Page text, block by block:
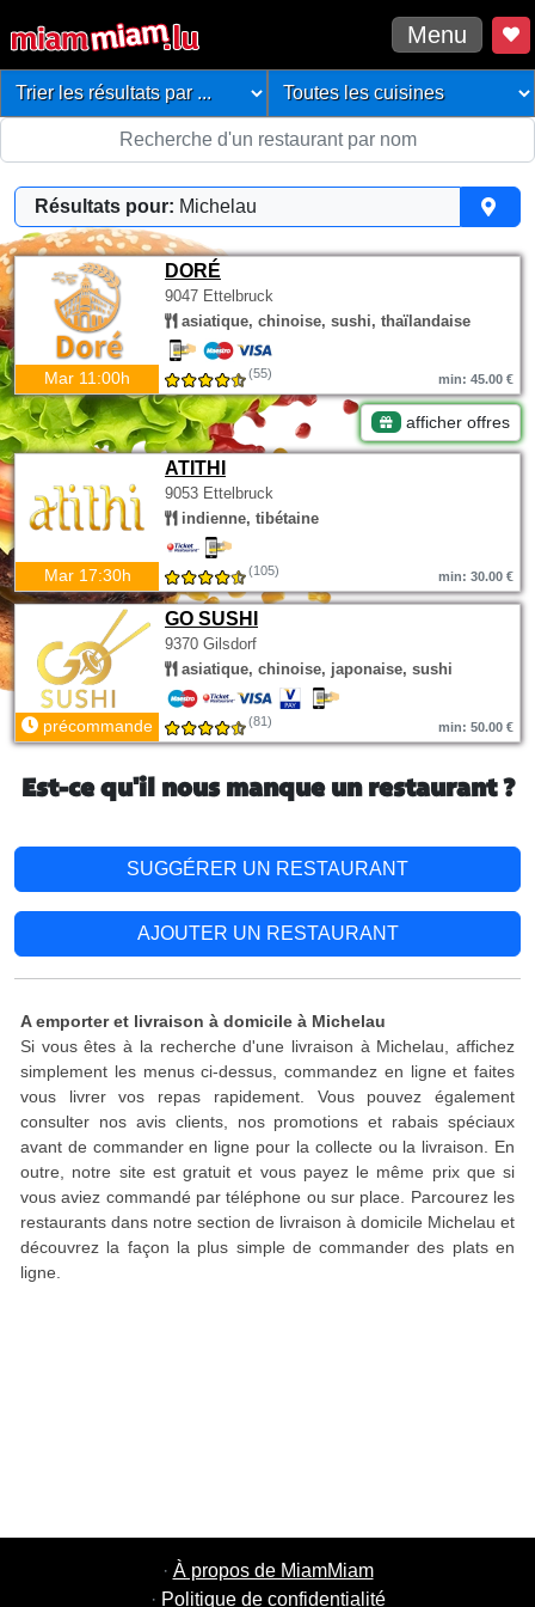
Menu
Résultats pour: Michelau
DORÉ
9047 Ettelbruck
asiatique, chinoise, sushi, thaïlandaise
Mar 11:00h (55) min: 45.00 €
afficher offres
ATITHI
9053 Ettelbruck
indienne, tibétaine
Mar 17:30h (105) min: 30.00 €
GO SUSHI
9370 Gilsdorf
asiatique, chinoise, japonaise, sushi
précommande (81) min: 50.00 €
Est-ce qu'il nous manque un restaurant ?
SUGGÉRER UN RESTAURANT
AJOUTER UN RESTAURANT
A emporter et livraison à domicile à Michelau
Si vous êtes à la recherche d'une livraison à Michelau, affichez
simplement les menus ci-dessus, commandez en ligne et faites
vous livrer vos repas rapidement. Vous pouvez également
consulter nos avis clients, nos promotions et rabais spéciaux
avant de commander en ligne pour la collecte ou la livraison. En
outre, notre site est gratuit et vous payez le même prix que si
vous aviez commandé par téléphone ou sur place. Parcourez les
restaurants dans notre section de livraison à domicile Michelau et
découvrez la façon la plus simple de commander des plats en
ligne.
· À propos de MiamMiam
· Politique de confidentialité